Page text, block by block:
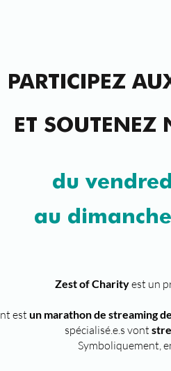
PARTICIPEZ
ET SOUTENEZ
du
au
Zest of Charityest un
est un marathon de streaming
spécialisé.e.s vont
Symboliquement,